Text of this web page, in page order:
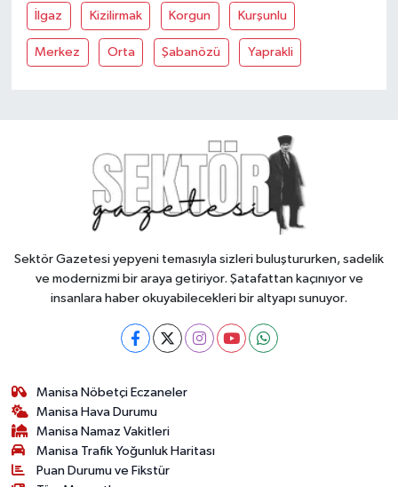
İlgaz Kizilirmak Korgun Kurşunlu
Merkez Orta Şabanözü Yaprakli
Sektör Gazetesi yepyeni temasıyla sizleri buluştururken, sadelik
ve modernizmi bir araya getiriyor. Şatafattan kaçınıyor ve
insanlara haber okuyabilecekleri bir altyapı sunuyor.
Manisa Nöbetçi Eczaneler
Manisa Hava Durumu
Manisa Namaz Vakitleri
Manisa Trafik Yoğunluk Haritası
Puan Durumu ve Fikstür